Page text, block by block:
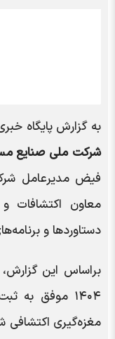
به گزارش پایگاه
شرکت ملی صنایع
فیض مدیرعامل
معاون اکتشافات
دستاوردها و
براساس این